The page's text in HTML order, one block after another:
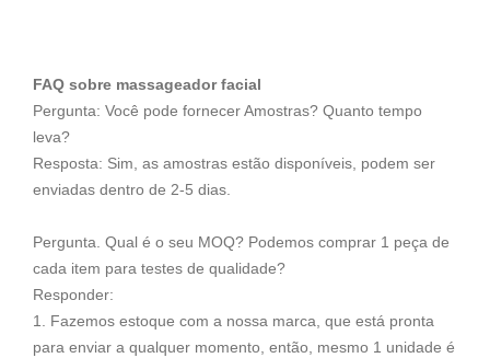
FAQ sobre massageador facial
Pergunta: Você pode fornecer Amostras? Quanto tempo
leva?
Resposta: Sim, as amostras estão disponíveis, podem ser
enviadas dentro de 2-5 dias.
Pergunta. Qual é o seu MOQ? Podemos comprar 1 peça de
cada item para testes de qualidade?
Responder:
1. Fazemos estoque com a nossa marca, que está pronta
para enviar a qualquer momento, então, mesmo 1 unidade é